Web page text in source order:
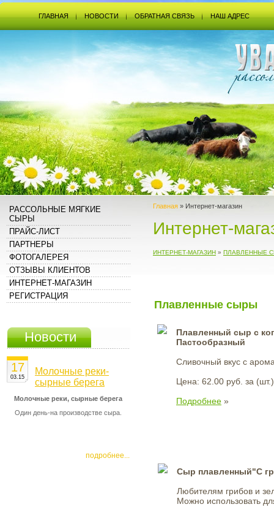
ГЛАВНАЯ НОВОСТИ ОБРАТНАЯ СВЯЗЬ НАШ АДРЕС
Главная » Интернет-магазин
Интернет-
ИНТЕРНЕТ-МАГАЗИН » ПЛАВЛЕННЫЕ
Плавленные сыры
Плавленный сыр с
Пастообразный
Сливочный вкус с
Цена: 62.00 руб. за (шт.)
Подробнее »
Сыр плавленный"С
Любителям грибов и
Можно использовать
РАССОЛЬНЫЕ МЯГКИЕ
СЫРЫ
ПРАЙС-ЛИСТ
ПАРТНЕРЫ
ФОТОГАЛЕРЕЯ
ОТЗЫВЫ КЛИЕНТОВ
ИНТЕРНЕТ-МАГАЗИН
РЕГИСТРАЦИЯ
Новости
17
03.15
Молочные реки-
сырные берега
Молочные реки, сырные берега
Один день-на производстве сыра.
подробнее...